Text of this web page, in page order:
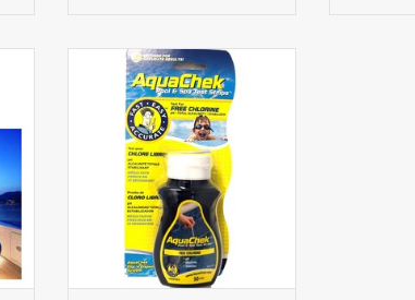
Spa Line languettes d'analyse 3
en 1 - 50pcs
AJOUTER AU PANIER